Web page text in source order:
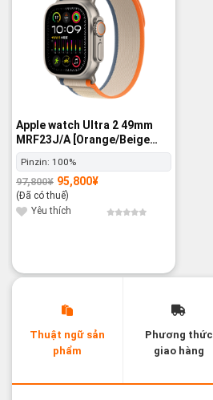
Apple watch Ultra 2 49mm
MRF23J/A [Orange/Beige
Trail Loop M/L] GPS+Cellular
- Nguyên hộp
Pinzin: 100%
97,800¥
Giá
gốc
là:
97,800¥.
95,800¥
Giá
hiện
tại
là:
95,800¥.
(Đã có thuế)
Yêu thích
Thuật ngữ sản
phẩm
Phương thức
giao hàng